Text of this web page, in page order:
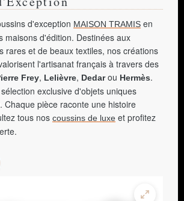
d'exception MAISON TRAMIS en
maisons d'édition. Destinées aux
rares et de beaux textiles, nos créations
l'artisanat français à travers des
Frey, Lelièvre, Dedarou Hermès.
exclusive d'objets uniques
Chaque pièce raconte une histoire
tous nos coussins de luxe et profitez